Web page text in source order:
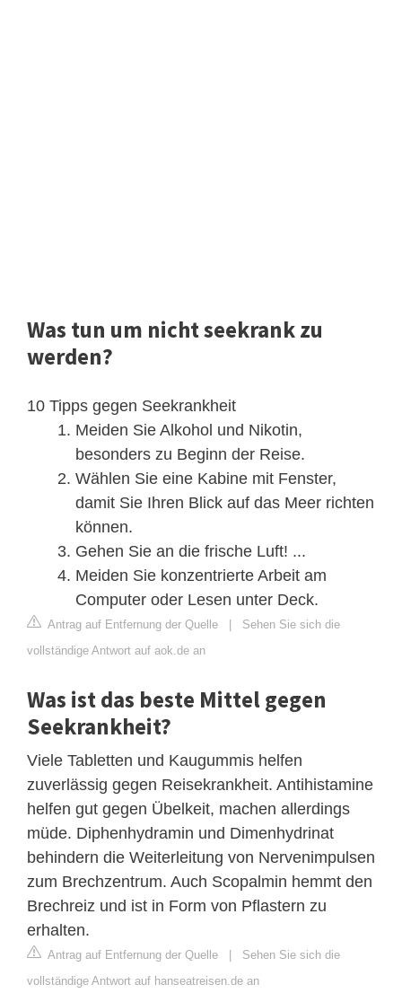
Was tun um nicht seekrank zu
werden?
10 Tipps gegen Seekrankheit
Meiden Sie Alkohol und Nikotin,
besonders zu Beginn der Reise.
Wählen Sie eine Kabine mit Fenster,
damit Sie Ihren Blick auf das Meer richten
können.
Gehen Sie an die frische Luft! ...
Meiden Sie konzentrierte Arbeit am
Computer oder Lesen unter Deck.
Antrag auf Entfernung der Quelle | Sehen Sie sich die
vollständige Antwort auf aok.de an
Was ist das beste Mittel gegen
Seekrankheit?
Viele Tabletten und Kaugummis helfen
zuverlässig gegen Reisekrankheit. Antihistamine
helfen gut gegen Übelkeit, machen allerdings
müde. Diphenhydramin und Dimenhydrinat
behindern die Weiterleitung von Nervenimpulsen
zum Brechzentrum. Auch Scopalmin hemmt den
Brechreiz und ist in Form von Pflastern zu
erhalten.
Antrag auf Entfernung der Quelle | Sehen Sie sich die
vollständige Antwort auf hanseatreisen.de an